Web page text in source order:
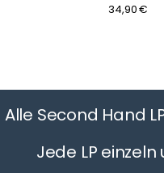
34,90 €
Alle Second Hand
Jede LP